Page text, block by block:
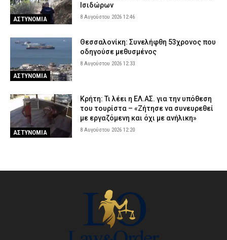
ΑΣΤΥΝΟΜΙΑ
Ισιδώρων
8 Αυγούστου 2026 12:46
ΑΣΤΥΝΟΜΙΑ
Θεσσαλονίκη: Συνελήφθη 53χρονος που
οδηγούσε μεθυσμένος
8 Αυγούστου 2026 12:33
ΑΣΤΥΝΟΜΙΑ
Κρήτη: Τι λέει η ΕΛ.ΑΣ. για την υπόθεση
του τουρίστα – «Ζήτησε να συνευρεθεί
με εργαζόμενη και όχι με ανήλικη»
8 Αυγούστου 2026 12:20